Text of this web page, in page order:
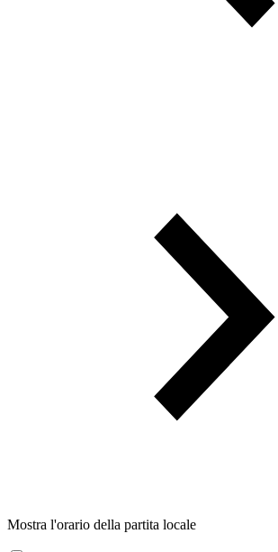
Mostra l'orario della partita locale